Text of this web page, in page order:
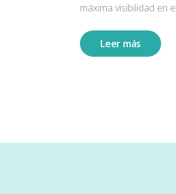
máxima visibilidad en
Leer más